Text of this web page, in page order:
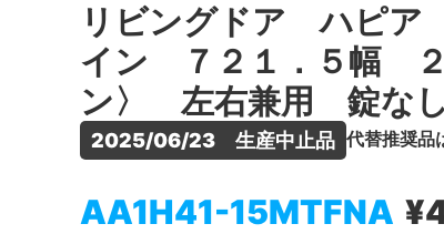
リビングドア ハピ
イン ７２１．５幅
ン〉 左右兼用 錠な
2025/06/23　生産中止品 代替推奨品
AA1H41-15MTFNA